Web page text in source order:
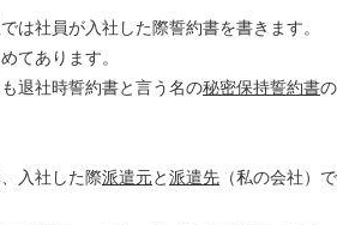
は社員が入社した際誓約書を書きます。
てあります。
退社時誓約書と言う名の秘密保持誓約書
入社した際派遣元と派遣先 （私の会社）で